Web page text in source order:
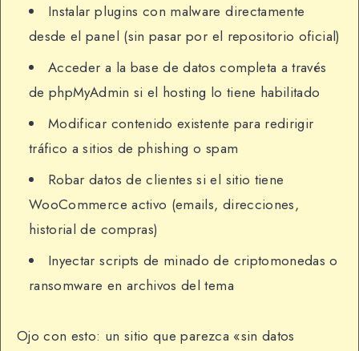
Instalar plugins con malware directamente
desde el panel (sin pasar por el repositorio oficial)
Acceder a la base de datos completa a través
de phpMyAdmin si el hosting lo tiene habilitado
Modificar contenido existente para redirigir
tráfico a sitios de phishing o spam
Robar datos de clientes si el sitio tiene
WooCommerce activo (emails, direcciones,
historial de compras)
Inyectar scripts de minado de criptomonedas o
ransomware en archivos del tema
Ojo con esto: un sitio que parezca «sin datos